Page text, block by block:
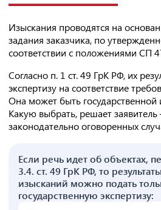
Изыскания проводятся на
задания заказчика, по
соответствии с положениями СП
Согласно п. 1 ст. 49 ГрК РФ, их
экспертизу на соответствие
Она может быть государственной
Какую выбрать, решает
законодательно оговоренных
Если речь идет об объектах,
3.4. ст. 49 ГрК РФ, то
изысканий можно подать
государственную экспертизу: